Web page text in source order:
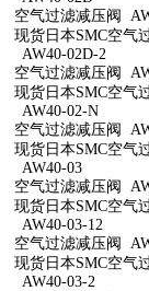
空气过滤减压阀
现货日本SMC空气
AW40-02D-2
空气过滤减压阀
现货日本SMC空气
AW40-02-N
空气过滤减压阀
现货日本SMC空气
AW40-03
空气过滤减压阀
现货日本SMC空气
AW40-03-12
空气过滤减压阀
现货日本SMC空气
AW40-03-2